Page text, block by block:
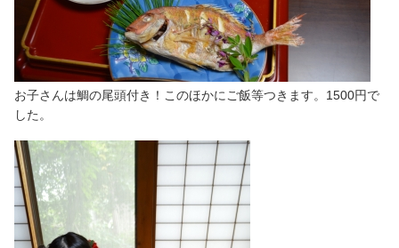
お子さんは鯛の尾頭付き！このほかにご飯等つきます。1500円で
した。